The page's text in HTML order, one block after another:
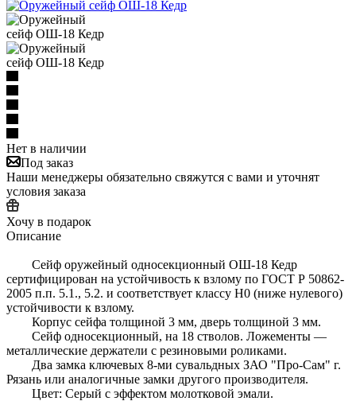
Нет в наличии
Под заказ
Наши менеджеры обязательно свяжутся с вами и уточнят
условия заказа
Хочу в подарок
Описание
Сейф оружейный односекционный ОШ-18 Кедр
сертифицирован на устойчивость к взлому по ГОСТ Р 50862-
2005 п.п. 5.1., 5.2. и соответствует классу Н0 (ниже нулевого)
устойчивости к взлому.
Корпус сейфа толщиной 3 мм, дверь толщиной 3 мм.
Сейф односекционный, на 18 стволов. Ложементы —
металлические держатели с резиновыми роликами.
Два замка ключевых 8-ми сувальдных ЗАО "Про-Сам" г.
Рязань или аналогичные замки другого производителя.
Цвет: Серый с эффектом молотковой эмали.